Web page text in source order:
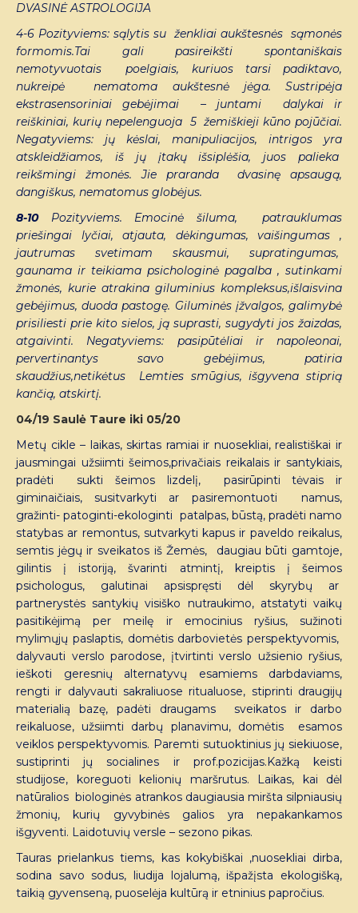
DVASINĖ ASTROLOGIJA
4-6 Pozityviems: sąlytis su ženkliai aukštesnės sąmonės
formomis.Tai gali pasireikšti spontaniškais
nemotyvuotais poelgiais, kuriuos tarsi padiktavo,
nukreipė nematoma aukštesnė jėga. Sustripėja
ekstrasensoriniai gebėjimai – juntami dalykai ir
reiškiniai, kurių nepelenguoja 5 žemiškieji kūno pojūčiai.
Negatyviems: jų kėslai, manipuliacijos, intrigos yra
atskleidžiamos, iš jų įtakų išsiplėšia, juos palieka
reikšmingi žmonės. Jie praranda dvasinę apsaugą,
dangiškus, nematomus globėjus.
8-10Pozityviems. Emocinė šiluma, patrauklumas
priešingai lyčiai, atjauta, dėkingumas, vaišingumas ,
jautrumas svetimam skausmui, supratingumas,
gaunama ir teikiama psichologinė pagalba , sutinkami
žmonės, kurie atrakina giluminius kompleksus,išlaisvina
gebėjimus, duoda pastogę. Giluminės įžvalgos, galimybė
prisiliesti prie kito sielos, ją suprasti, sugydyti jos žaizdas,
atgaivinti. Negatyviems: pasipūtėliai ir napoleonai,
pervertinantys savo gebėjimus, patiria
skaudžius,netikėtus Lemties smūgius, išgyvena stiprią
kančią, atskirtį.
04/19 Saulė Taure iki 05/20
Metų cikle – laikas, skirtas ramiai ir nuosekliai, realistiškai ir
jausmingai užsiimti šeimos,privačiais reikalais ir santykiais,
pradėti sukti šeimos lizdelį, pasirūpinti tėvais ir
giminaičiais, susitvarkyti ar pasiremontuoti namus,
gražinti- patoginti-ekologinti patalpas, būstą, pradėti namo
statybas ar remontus, sutvarkyti kapus ir paveldo reikalus,
semtis jėgų ir sveikatos iš Žemės, daugiau būti gamtoje,
gilintis į istoriją, švarinti atmintį, kreiptis į šeimos
psichologus, galutinai apsispręsti dėl skyrybų ar
partnerystės santykių visiško nutraukimo, atstatyti vaikų
pasitikėjimą per meilę ir emocinius ryšius, sužinoti
mylimųjų paslaptis, domėtis darbovietės perspektyvomis,
dalyvauti verslo parodose, įtvirtinti verslo užsienio ryšius,
ieškoti geresnių alternatyvų esamiems darbdaviams,
rengti ir dalyvauti sakraliuose ritualuose, stiprinti draugijų
materialią bazę, padėti draugams sveikatos ir darbo
reikaluose, užsiimti darbų planavimu, domėtis esamos
veiklos perspektyvomis. Paremti sutuoktinius jų siekiuose,
sustiprinti jų socialines ir prof.pozicijas.Kažką keisti
studijose, koreguoti kelionių maršrutus. Laikas, kai dėl
natūralios biologinės atrankos daugiausia miršta silpniausių
žmonių, kurių gyvybinės galios yra nepakankamos
išgyventi. Laidotuvių versle – sezono pikas.
Tauras prielankus tiems, kas kokybiškai ,nuosekliai dirba,
sodina savo sodus, liudija lojalumą, išpažįsta ekologišką,
taikią gyvenseną, puoselėja kultūrą ir etninius papročius.